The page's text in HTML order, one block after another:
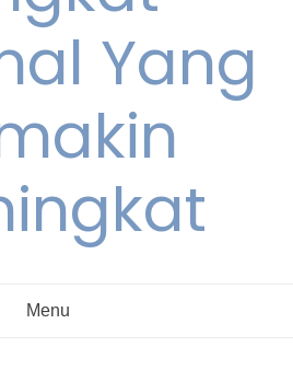
Yang
Menu